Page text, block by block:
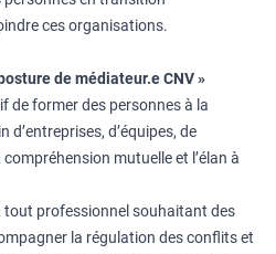
ces organisations.
de médiateur.e CNV »
de former des personnes à la
d’entreprises, d’équipes, de
mutuelle et l’élan à
tout professionnel souhaitant des
la régulation des conflits et